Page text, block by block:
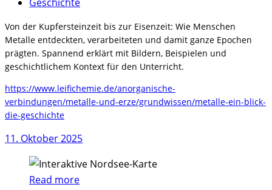
Von der Kupfersteinzeit bis zur Eisenzeit: Wie Menschen
Metalle entdeckten, verarbeiteten und damit ganze Epochen
prägten. Spannend erklärt mit Bildern, Beispielen und
geschichtlichem Kontext für den Unterricht.
https://www.leifichemie.de/anorganische-
verbindungen/metalle-und-erze/grundwissen/metalle-ein-blick-
die-geschichte
11. Oktober 2025
Read more